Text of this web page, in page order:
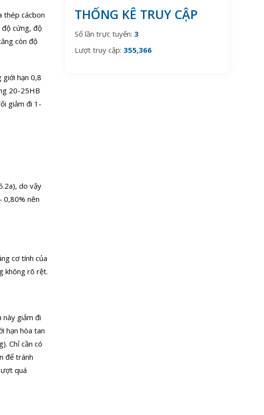
thép cácbon
độ cứng, độ
còn độ
giới hạn 0,8
20-25HB
giảm đi 1-
do vậy
0,80% nên
cơ tính của
không rõ rệt.
này giảm đi
hạn hòa tan
Chỉ cần có
để tránh
quá
THỐNG KÊ TRUY CẬP
Số lần trực tuyến: 3
Lượt truy cập: 355,366